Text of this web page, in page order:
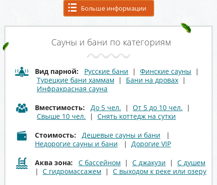
Больше информации
Сауны и бани по категориям
Вид парной: Русские бани | Финские сауны |
Турецкие бани хаммам | Бани на дровах |
Инфракрасная сауна
Вместимость: До 5 чел. | От 5 до 10 чел. |
Свыше 10 чел. | Снять коттедж на сутки
Стоимость: Дешевые сауны и бани |
Недорогие сауны и бани | Дорогие VIP
Аква зона: С бассейном | С джакузи | С душем
| С гидромассажем | С выходом к реке или озеру